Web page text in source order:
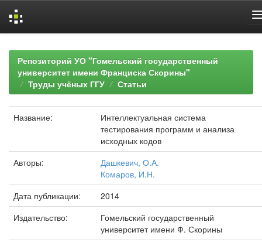
navigationРепозиторий УО "Гомельский государственный
университет имени Франциска Скорины"
Труды учёных ГГУ
Статьи
Название:
Интеллектуальная система
тестирования программ и анализа
исходных кодов
Авторы:
Дашкевич, О.А.
Комаров, И.Н.
Дата публикации:
2014
Издательство:
Гомельский государственный
университет имени Ф. Скорины